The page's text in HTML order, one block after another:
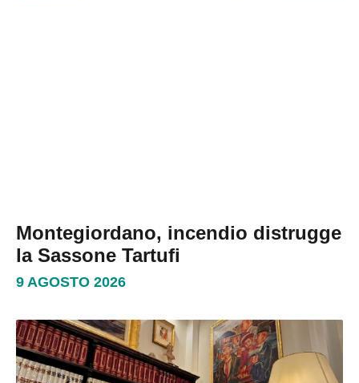
Montegiordano, incendio distrugge
la Sassone Tartufi
9 AGOSTO 2026